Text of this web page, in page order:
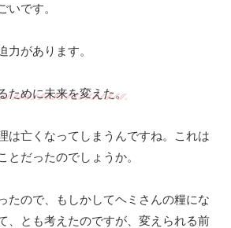
いです。
力があります。
ために未来を変えた。
は亡くなってしまうんですね。これは
とだったのでしょうか。
たので、もしかしてヘミさんの糧にな
、とも考えたのですが、変えられる前